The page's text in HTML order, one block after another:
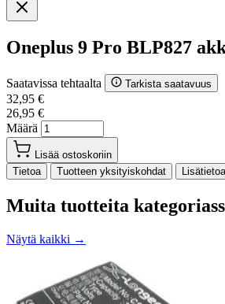
Oneplus 9 Pro BLP827
Saatavissa tehtaalta Tarkista saatavuus
32,95 €
26,95 €
Määrä
Lisää ostoskoriin
Tietoa
Tuotteen yksityiskohdat Lisätietoa
Muita tuotteita
Näytä kaikki →